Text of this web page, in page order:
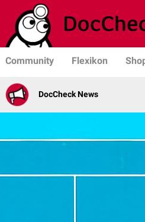
Community Flexikon
DocCheck News